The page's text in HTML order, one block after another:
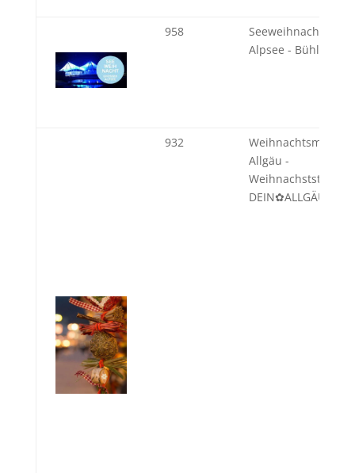
958
Seeweihnacht am
Alpsee - Bühl,
932
Weihnachtsmärkte
Allgäu -
DEIN✿ALLGÄU